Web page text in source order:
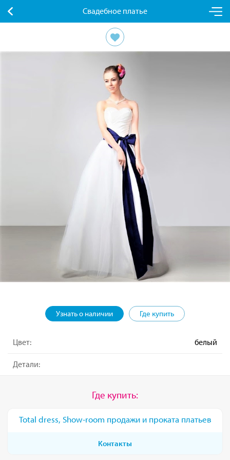
Свадебное платье
Узнать о наличии Где купить
Цвет: белый
Детали:
Где купить:
Total dress, Show-room продажи и проката платьев
Контакты